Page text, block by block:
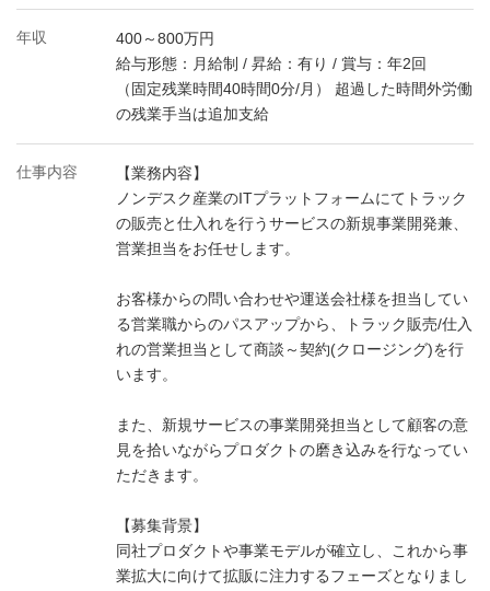
年収
400～800万円
給与形態：月給制 / 昇給：有り / 賞与：年2回
（固定残業時間40時間0分/月） 超過した時間外労働
の残業手当は追加支給
仕事内容
【業務内容】
ノンデスク産業のITプラットフォームにてトラック
の販売と仕入れを行うサービスの新規事業開発兼、
営業担当をお任せします。
お客様からの問い合わせや運送会社様を担当してい
る営業職からのパスアップから、トラック販売/仕入
れの営業担当として商談～契約(クロージング)を行
います。
また、新規サービスの事業開発担当として顧客の意
見を拾いながらプロダクトの磨き込みを行なってい
ただきます。
【募集背景】
同社プロダクトや事業モデルが確立し、これから事
業拡大に向けて拡販に注力するフェーズとなりまし